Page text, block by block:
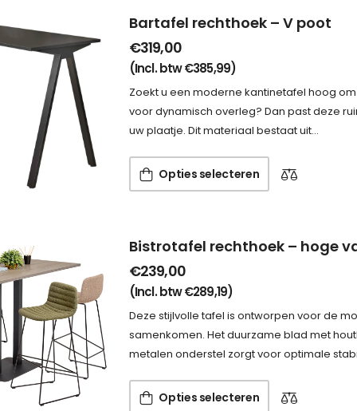
Bartafel rechthoek – V poot
€319,00
(Incl. btw€385,99)
Zoekt u een moderne kantinetafel hoog
voor dynamisch overleg? Dan past deze
uw plaatje. Dit materiaal bestaat uit…
Opties selecteren
Bistrotafel rechthoek – hoge
€239,00
(Incl. btw€289,19)
Deze stijlvolle tafel is ontworpen voor de
samenkomen. Het duurzame blad met
metalen onderstel zorgt voor optimale
Opties selecteren